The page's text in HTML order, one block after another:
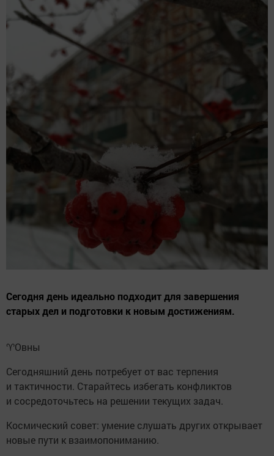
Сегодня день идеально подходит для завершения
старых дел и подготовки к новым достижениям.
♈️Овны
Сегодняшний день потребует от вас терпения
и тактичности. Старайтесь избегать конфликтов
и сосредоточьтесь на решении текущих задач.
Космический совет: умение слушать других открывает
новые пути к взаимопониманию.